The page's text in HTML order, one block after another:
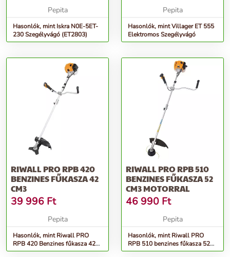
Pepita
Hasonlók, mint Iskra N0E-5ET-
230 Szegélyvágó (ET2803)
Pepita
Hasonlók, mint Villager ET 555
Elektromos Szegélyvágó
RIWALL PRO RPB 420
BENZINES FŰKASZA 42
CM3
39 996 Ft
Pepita
Hasonlók, mint Riwall PRO
RPB 420 Benzines fűkasza 42
cm3
RIWALL PRO RPB 510
BENZINES FŰKASZA 52
CM3 MOTORRAL
46 990 Ft
Pepita
Hasonlók, mint Riwall PRO
RPB 510 benzines fűkasza 52
cm3 motorral